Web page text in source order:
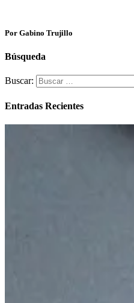
Por Gabino Trujillo
Búsqueda
Buscar:
Entradas Recientes